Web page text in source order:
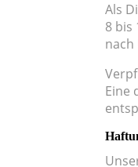
Als
8 bis
nach
Eine